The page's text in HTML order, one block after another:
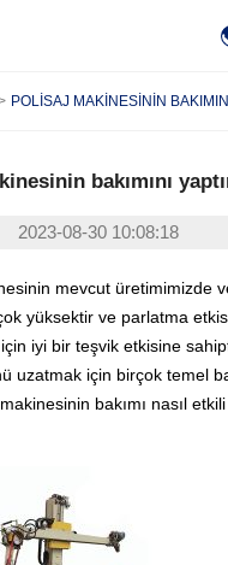
POLISAJ MAKINESININ
bakımını
2023-08-30 10:08:18
mevcut üretimimizde
yüksektir ve parlatma
iyi bir teşvik etkisine
uzatmak için birçok temel
bakımı nasıl